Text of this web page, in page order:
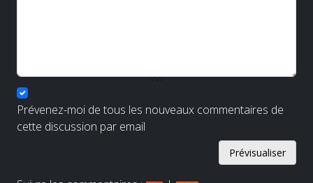
Prévenez-moi de tous les nouveaux commentaires de
cette discussion par email